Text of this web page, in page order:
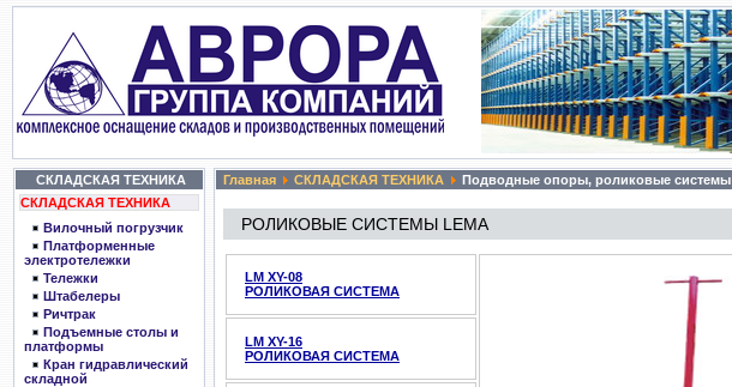
СКЛАДСКАЯ ТЕХНИКА
СКЛАДСКАЯ ТЕХНИКА
Вилочный погрузчик
Платформенные
электротележки
Тележки
Штабелеры
Ричтрак
Подъемные столы и
платформы
Кран гидравлический
складной
Главная СКЛАДСКАЯ ТЕХНИКА Подводные опоры, роликовые системы
РОЛИКОВЫЕ СИСТЕМЫ LEMA
LM XY-08
РОЛИКОВАЯ СИСТЕМА
LM XY-16
РОЛИКОВАЯ СИСТЕМА